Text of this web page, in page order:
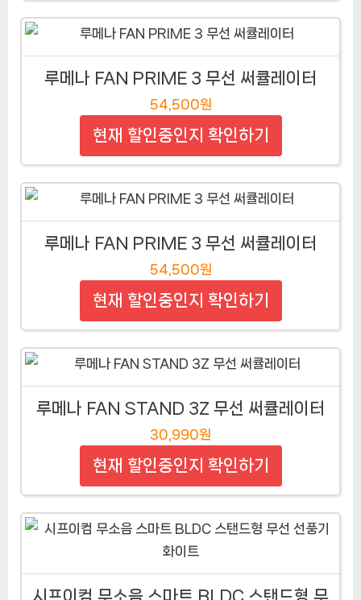
루메나 FAN PRIME 3 무선 써큘레이터
54,500원
현재 할인중인지 확인하기
루메나 FAN PRIME 3 무선 써큘레이터
54,500원
현재 할인중인지 확인하기
루메나 FAN STAND 3Z 무선 써큘레이터
30,990원
현재 할인중인지 확인하기
시프이컴 무소음 스마트 BLDC 스탠드형 무